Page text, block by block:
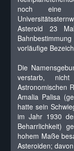
noch eine
Asteroid 23
vorläufige
Die
verstarb,
Astronomischen
Amalia Palisa
hatte sein
im Jahr 1930
Beharrlichkeit)
hohem Maße
Asteroiden;